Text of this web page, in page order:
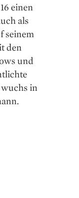
einen
als
seinem
den
und
in